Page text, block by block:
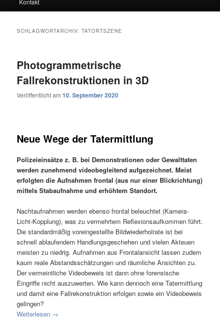
SCHLAGWORTARCHIV:TATORTSZENE
Photogrammetrische
Fallrekonstruktionen in 3D
Veröffentlicht am10. September 2020
Neue Wege der Tatermittlung
Polizeieinsätze z. B. bei Demonstrationen oder Gewalttaten
werden zunehmend videobegleitend aufgezeichnet. Meist
erfolgten die Aufnahmen frontal (aus nur einer Blickrichtung)
mittels Stabaufnahme und erhöhtem Standort.
Nachtaufnahmen werden ebenso frontal beleuchtet (Kamera-
Licht-Kopplung), was zu vermehrtem Reflexionsaufkommen führt.
Die standardmäßig voreingestellte Bildwiederholrate ist bei
schnell ablaufendem Handlungsgeschehen und vielen Akteuen
meisten zu niedrig. Aufnahmen aus Frontalansicht lassen zudem
kaum reale Abstandsschätzungen und räumliche Ansichten zu.
Der vermeintliche Videobeweis ist dann ohne forensische
Eingriffe nicht auszuwerten. Wie kann dennoch eine Tatermittlung
und damit eine Fallrekonstruktion erfolgen sowie ein Videobeweis
gelingen?
Weiterlesen →